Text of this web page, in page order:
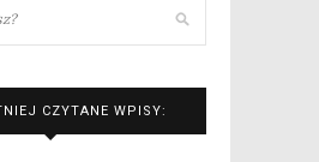
CZYTANE WPISY: